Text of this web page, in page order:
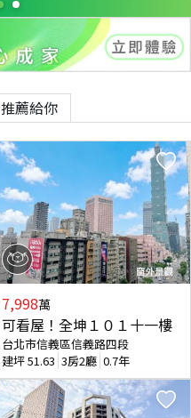
推薦給你
7,998萬
可看屋！全坤１０１十一樓
台北市信義區信義路四段
建坪51.63 3房2廳 0.7年